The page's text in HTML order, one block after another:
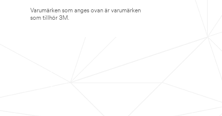
Varumärken som anges ovan är varumärken
som tillhör 3M.